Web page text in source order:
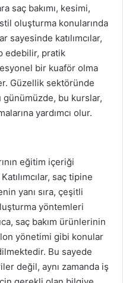
saç bakımı, kesimi,
oluşturma konularında
sayesinde katılımcılar,
edebilir, pratik
bir kuaför olma
Güzellik sektöründe
bu kurslar,
yardımcı olur.
eğitim içeriği
saç tipine
yanı sıra, çeşitli
yöntemleri
saç bakım ürünlerinin
yönetimi gibi konular
Bu sayede
değil, aynı zamanda iş